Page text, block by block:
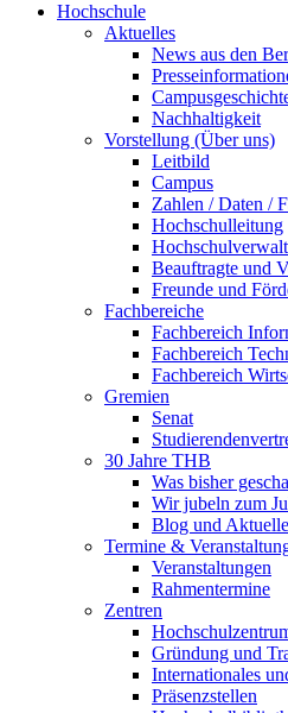
Hochschule
Aktuelles
News aus den
Nachhaltigkeit
Vorstellung (Über uns)
Leitbild
Campus
Zahlen / Daten /
Hochschulleitung
Beauftragte und
Freunde und
Fachbereiche
Fachbereich
Fachbereich
Fachbereich
Gremien
Senat
30 Jahre THB
Was bisher
Wir jubeln zum
Blog und
Termine &
Veranstaltungen
Rahmentermine
Zentren
Gründung und
Internationales
Präsenzstellen